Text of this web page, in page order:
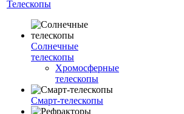
Телескопы
Солнечные
телескопы
Хромосферные
телескопы
Смарт-телескопы